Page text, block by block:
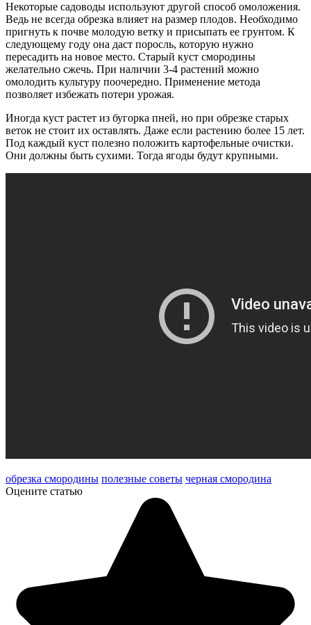
Некоторые садоводы используют другой способ омоложения.
Ведь не всегда обрезка влияет на размер плодов. Необходимо
пригнуть к почве молодую ветку и присыпать ее грунтом. К
следующему году она даст поросль, которую нужно
пересадить на новое место. Старый куст смородины
желательно сжечь. При наличии 3-4 растений можно
омолодить культуру поочередно. Применение метода
позволяет избежать потери урожая.
Иногда куст растет из бугорка пней, но при обрезке старых
веток не стоит их оставлять. Даже если растению более 15 лет.
Под каждый куст полезно положить картофельные очистки.
Они должны быть сухими. Тогда ягоды будут крупными.
обрезка смородины полезные советы черная смородина
Оцените статью